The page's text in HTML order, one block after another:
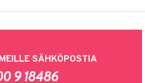
SÄHKÖPOSTIA
9 18486